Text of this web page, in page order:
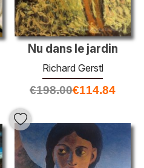
Nu dans le jardin
Richard Gerstl
€198.00€114.84